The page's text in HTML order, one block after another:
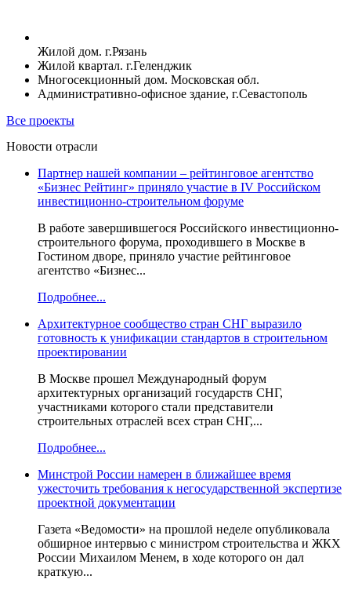
Жилой дом. г.Рязань
Жилой квартал. г.Геленджик
Многосекционный дом. Московская обл.
Административно-офисное здание, г.Севастополь
Все проекты
Новости отрасли
Партнер нашей компании – рейтинговое агентство
«Бизнес Рейтинг» приняло участие в IV Российском
инвестиционно-строительном форуме
В работе завершившегося Российского инвестиционно-
строительного форума, проходившего в Москве в
Гостином дворе, приняло участие рейтинговое
агентство «Бизнес...
Подробнее...
Архитектурное сообщество стран СНГ выразило
готовность к унификации стандартов в строительном
проектировании
В Москве прошел Международный форум
архитектурных организаций государств СНГ,
участниками которого стали представители
строительных отраслей всех стран СНГ,...
Подробнее...
Минстрой России намерен в ближайшее время
ужесточить требования к негосударственной экспертизе
проектной документации
Газета «Ведомости» на прошлой неделе опубликовала
обширное интервью с министром строительства и ЖКХ
России Михаилом Менем, в ходе которого он дал
краткую...